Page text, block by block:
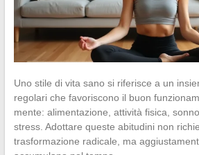
Uno stile di vita sano si riferisce a un
regolari che favoriscono il buon
mente: alimentazione, attività fisica,
stress. Adottare queste abitudini non
trasformazione radicale, ma